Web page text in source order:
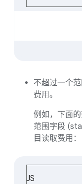
不超过一个
费用。
例如，下面
范围字段
目读取费用：
JS